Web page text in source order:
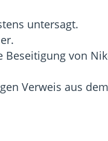
untersagt.
von
Verweis aus